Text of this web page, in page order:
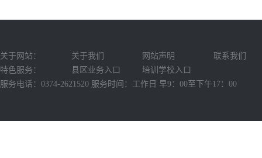
关于网站： 关于我们 网站声明
联系我们
特色服务：
县区业务入口
培训学校入口
服务电话：0374-2621520 服务时间：工作日 早9：00至下午17：00